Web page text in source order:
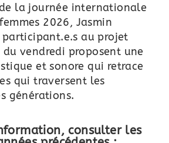
la journée internationale
2026, Jasmin
participant.e.s au projet
vendredi proposent une
et sonore qui retrace
qui traversent les
générations.
consulter les